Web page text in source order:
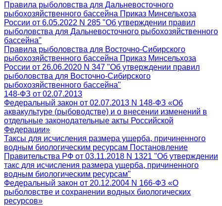
Правила рыболовства для Дальневосточного
рыбохозяйственного бассейна Приказ Минсельхоза
России от 6.05.2022 N 285 "Об утверждении правил
рыболовства для Дальневосточного рыбохозяйственного
бассейна"
Правила рыболовства для Восточно-Сибирского
рыбохозяйственного бассейна Приказ Минсельхоза
России от 26.06.2020 N 347 "Об утверждении правил
рыболовства для Восточно-Сибирского
рыбохозяйственного бассейна"
148-ФЗ от 02.07.2013
Федеральный закон от 02.07.2013 N 148-ФЗ «Об
аквакультуре (рыбоводстве) и о внесении изменений в
отдельные законодательные акты Российской
Федерации»
Таксы для исчисления размера ущерба, причиненного
водным биологическим ресурсам Постановление
Правительства РФ от 03.11.2018 N 1321 "Об утверждении
такс для исчисления размера ущерба, причиненного
водным биологическим ресурсам"
Федеральный закон от 20.12.2004 N 166-ФЗ «О
рыболовстве и сохранении водных биологических
ресурсов»